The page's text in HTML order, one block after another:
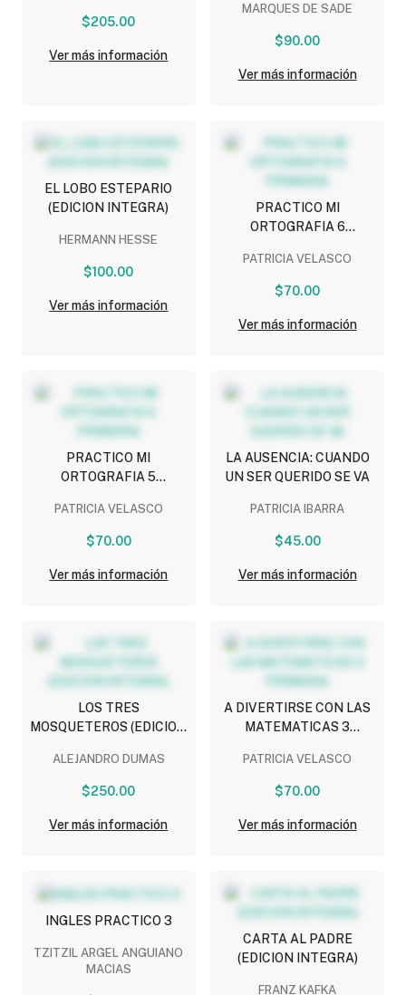
$205.00
Ver más información
ABREVIADA)
MARQUES DE SADE
$90.00
Ver más información
EL LOBO ESTEPARIO
(EDICION INTEGRA)
HERMANN HESSE
$100.00
Ver más información
PRACTICO MI
ORTOGRAFIA 6
PATRICIA VELASCO
$70.00
Ver más información
PRACTICO MI
ORTOGRAFIA 5
PATRICIA VELASCO
$70.00
Ver más información
LA AUSENCIA: CUANDO
UN SER QUERIDO SE VA
PATRICIA IBARRA
$45.00
Ver más información
LOS TRES
MOSQUETEROS (EDICION
ALEJANDRO DUMAS
$250.00
Ver más información
A DIVERTIRSE CON LAS
MATEMATICAS 3
PATRICIA VELASCO
$70.00
Ver más información
INGLES PRACTICO 3
TZITZIL ARGEL ANGUIANO
MACIAS
CARTA AL PADRE
(EDICION INTEGRA)
FRANZ KAFKA